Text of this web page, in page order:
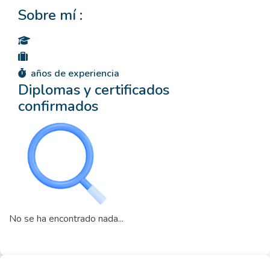
Sobre mí :
años de experiencia
Diplomas y certificados
confirmados
No se ha encontrado nada...